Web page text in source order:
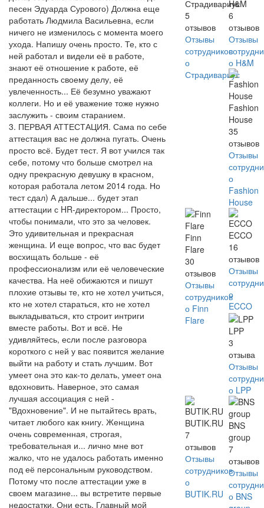
песен Эдуарда Сурового) Должна еще
работать Людмила Васильевна, если
ничего не изменилось с момента моего
ухода. Напишу очень просто. Те, кто с
ней работал и видели её в работе,
знают её отношение к работе, её
преданность своему делу, её
увлеченность... Её безумно уважают
коллеги. Но и её уважение тоже нужно
заслужить - своим старанием.
3. ПЕРВАЯ АТТЕСТАЦИЯ. Сама по себе
аттестация вас не должна пугать. Очень
просто всё. Будет тест. Я вот учился так
себе, потому что больше смотрел на
одну прекрасную девушку в красном,
которая работала летом 2014 года. Но
тест сдал) А дальше... будет этап
аттестации с HR-директором... Просто,
чтобы понимали, что это за человек.
Это удивительная и прекрасная
женщина. И еще вопрос, что вас будет
восхищать больше - её
профессионализм или её человеческие
качества. На неё обижаются и пишут
плохие отзывы те, кто не хотел учиться,
кто не хотел стараться, кто не хотел
выкладываться, кто строит интриги
вместе работы. Вот и всё. Не
удивляйтесь, если после разговора
короткого с ней у вас появится желание
выйти на работу и стать лучшим. Вот
умеет она это как-то делать, умеет она
вдохновить. Наверное, это самая
лучшая ассоциация с ней -
"Вдохновение". И не пытайтесь врать,
читает любого как книгу. Женщина
очень современная, строгая,
требовательная и... лично мне вот
жалко, что не удалось работать именно
под её персональным руководством.
Потому что после аттестации уже в
своем магазине... вы встретите первые
недостатки. Они есть. Главный мой
Страдивариус
5
отзывов
Отзывы
сотрудников
о
Страдивариус
H&M
6
отзывов
Отзывы
о H&M
Fashion
House
35
отзывов
Отзывы
о
Fashion
House
Finn
Flare
30
отзывов
Отзывы
сотрудников
о Finn
Flare
ECCO
16
отзывов
Отзывы
о
ECCO
LPP
3
отзыва
Отзывы
о LPP
BUTIK.RU
7
отзывов
Отзывы
сотрудников
о
BUTIK.RU
BNS
group
7
отзывов
Отзывы
о BNS